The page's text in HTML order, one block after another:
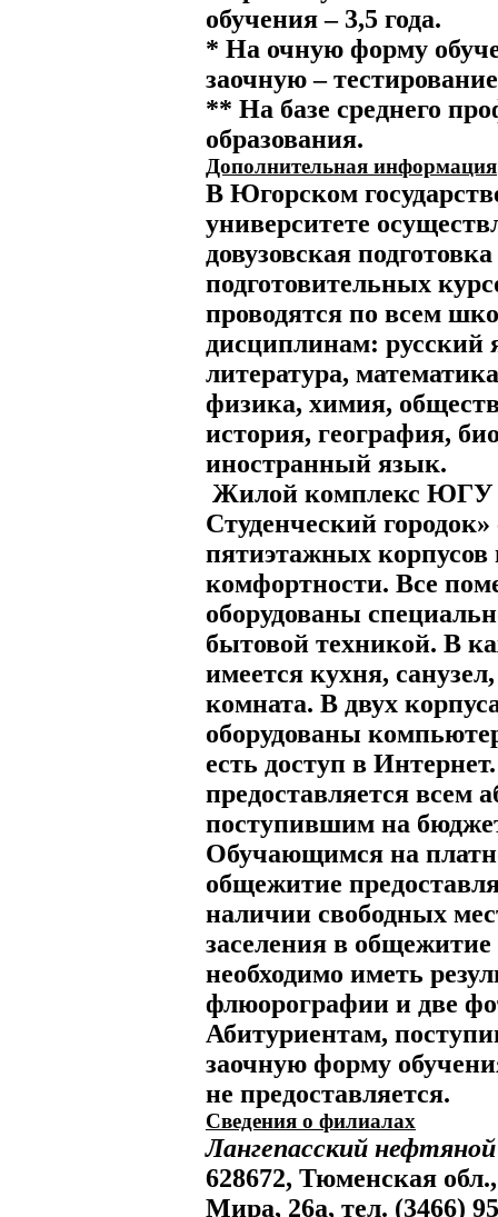
обучения– 3,5 года.
* На очную форму
заочную –
** На базе среднего
образования.
Дополнительная информация
В Югорском
университете
довузовская
подготовительных
проводятся по всем
дисциплинам: русский
литература,
физика, химия,
история, география,
иностранный язык.
Жилой комплекс ЮГУ
Студенческий
пятиэтажных
комфортности. Все
оборудованы
бытовой техникой. В
имеется кухня,
комната. В двух
оборудованы
есть доступ в
предоставляется всем
поступившим на
Обучающимся на
общежитие
наличии свободных
заселения в общежитие
необходимо иметь
флюорографии и две
Абитуриентам,
заочную форму
не предоставляется.
Сведения о филиалах
Лангепасский
628672, Тюменская
Мира, 26а, тел. (3466)